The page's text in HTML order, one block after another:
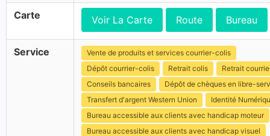
Carte Voir La Carte Route Bureau
Service
Vente de produits et services courrier-colis
Dépôt courrier-colis
Retrait colis
Retrait
Conseils bancaires
Dépôt de chèques en libre-
Transfert d'argent Western Union
Identité
Bureau accessible aux clients avec handicap moteur
Bureau accessible aux clients avec handicap visuel